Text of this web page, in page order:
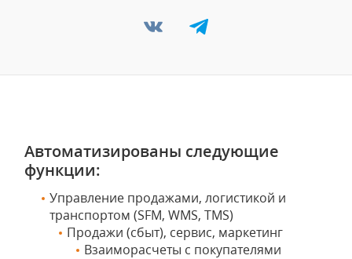
Автоматизированы следующие
функции:
Управление продажами, логистикой и
транспортом (SFM, WMS, TMS)
Продажи (сбыт), сервис, маркетинг
Взаиморасчеты с покупателями